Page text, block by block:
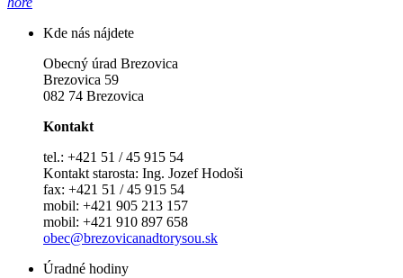
Kde nás nájdete
Obecný úrad Brezovica
Brezovica 59
082 74 Brezovica
Kontakt
tel.: +421 51 / 45 915 54
Kontakt starosta: Ing. Jozef Hodoši
fax: +421 51 / 45 915 54
mobil: +421 905 213 157
mobil: +421 910 897 658
obec@brezovicanadtorysou.sk
Úradné hodiny